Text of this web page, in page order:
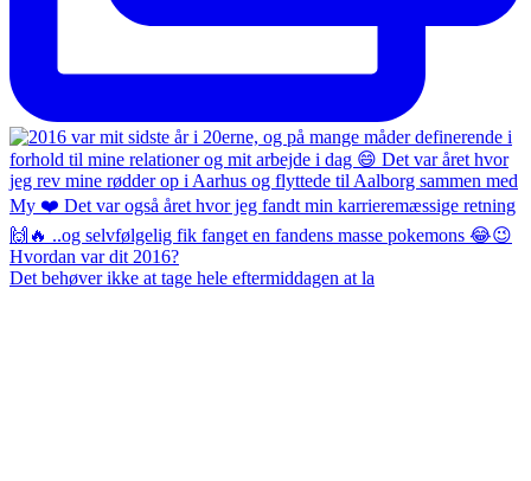
Det behøver ikke at tage hele eftermiddagen at la